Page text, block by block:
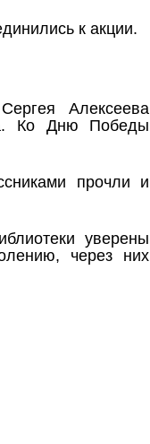
к акции.
Алексеева
Ко Дню Победы
прочли и
уверены
через них